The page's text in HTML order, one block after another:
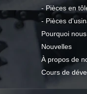
-Pièces en
- Pièces
Pourquoi nous
Nouvelles
À propos de
Cours de